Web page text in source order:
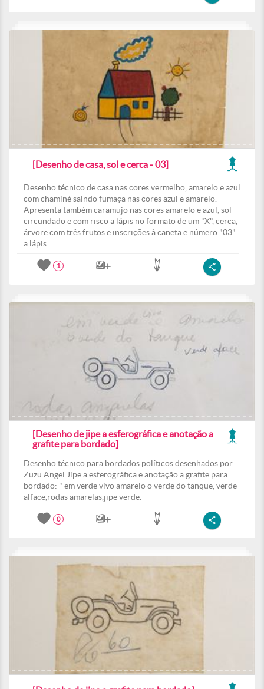
[Desenho de casa, sol e cerca - 03]
Desenho técnico de casa nas cores vermelho, amarelo e azul
com chaminé saindo fumaça nas cores azul e amarelo.
Apresenta também caramujo nas cores amarelo e azul, sol
circundado e com risco a lápis no formato de um "X", cerca,
árvore com três frutos e inscrições à caneta e número "03"
a lápis.
1
[Desenho de jipe a esferográfica e anotação a
grafite para bordado]
Desenho técnico para bordados políticos desenhados por
Zuzu Angel.Jipe a esferográfica e anotação a grafite para
bordado: " em verde vivo amarelo o verde do tanque, verde
alface,rodas amarelas,jipe verde.
0